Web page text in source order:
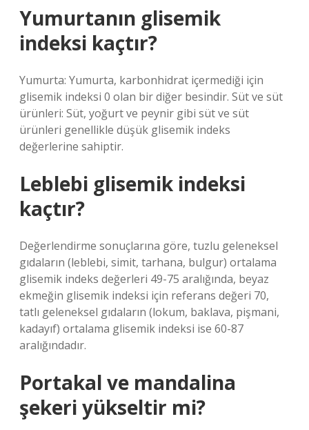
Yumurtanın glisemik
indeksi kaçtır?
Yumurta: Yumurta, karbonhidrat içermediği için
glisemik indeksi 0 olan bir diğer besindir. Süt ve süt
ürünleri: Süt, yoğurt ve peynir gibi süt ve süt
ürünleri genellikle düşük glisemik indeks
değerlerine sahiptir.
Leblebi glisemik indeksi
kaçtır?
Değerlendirme sonuçlarına göre, tuzlu geleneksel
gıdaların (leblebi, simit, tarhana, bulgur) ortalama
glisemik indeks değerleri 49-75 aralığında, beyaz
ekmeğin glisemik indeksi için referans değeri 70,
tatlı geleneksel gıdaların (lokum, baklava, pişmani,
kadayıf) ortalama glisemik indeksi ise 60-87
aralığındadır.
Portakal ve mandalina
şekeri yükseltir mi?